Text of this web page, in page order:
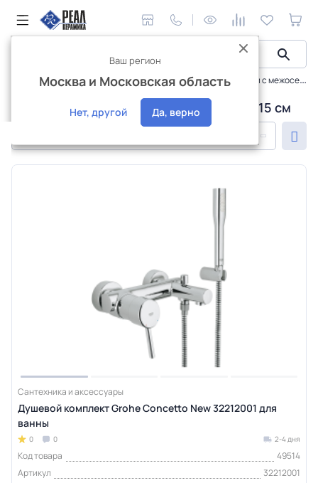
Сантехника и аксессуары Смесители Смесители с межосевым расстоянием 15 см
Смесители с межосевым расстоянием 15 см
Сантехника и аксессуары
Душевой комплект Grohe Concetto New 32212001 для
ванны
0 0 2-4 дня
Код товара
49514
Артикул
32212001
Ваш регион
Москва и Московская область
Нет, другой Да, верно